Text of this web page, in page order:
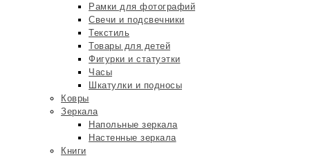
Рамки для фотографий
Свечи и подсвечники
Текстиль
Товары для детей
Фигурки и статуэтки
Часы
Шкатулки и подносы
Ковры
Зеркала
Напольные зеркала
Настенные зеркала
Книги